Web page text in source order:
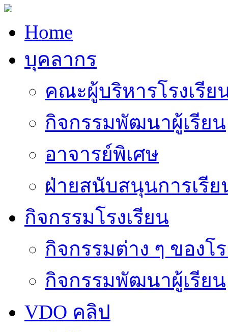
Home
บุคลากร
คณะผู้บริหารโรงเรีย
กิจกรรมพัฒนาผู้เรียน
อาจารย์พิเศษ
ฝ่ายสนับสนุนการเรี
กิจกรรมโรงเรียน
กิจกรรมต่าง ๆ ของโ
กิจกรรมพัฒนาผู้เรียน
VDO คลิป